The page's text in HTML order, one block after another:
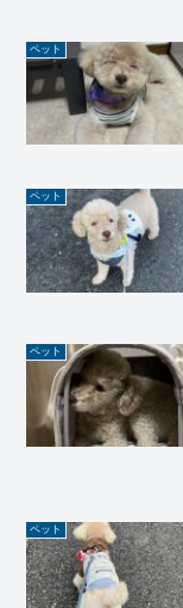
ペット
ペット
ペット
ペット